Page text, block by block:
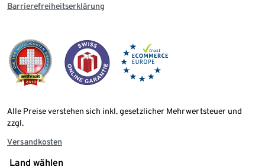
Barrierefreiheitserklärung
Alle Preise verstehen sich inkl. gesetzlicher Mehrwertsteuer und
zzgl.
Versandkosten
Land wählen